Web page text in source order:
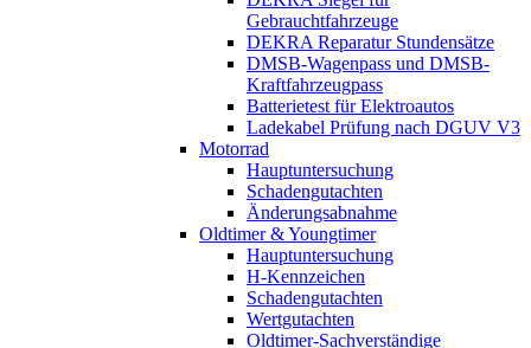
Gebrauchtfahrzeuge
DEKRA Reparatur Stundensätze
DMSB-Wagenpass und DMSB-
Kraftfahrzeugpass
Batterietest für Elektroautos
Ladekabel Prüfung nach DGUV V3
Motorrad
Hauptuntersuchung
Schadengutachten
Änderungsabnahme
Oldtimer & Youngtimer
Hauptuntersuchung
H-Kennzeichen
Schadengutachten
Wertgutachten
Oldtimer-Sachverständige